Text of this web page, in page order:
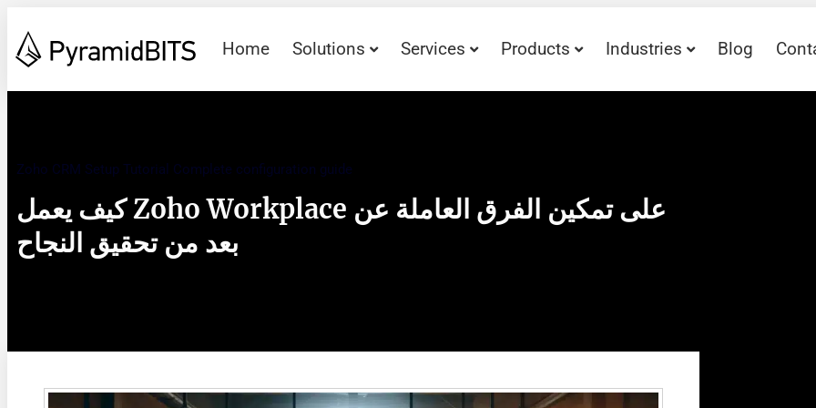
Home Solutions Services Products Industries Blog
Zoho CRM Setup Tutorial Complete configuration guide
كيف يعمل Zoho Workplace على تمكين الفرق العاملة عن
بعد من تحقيق النجاح